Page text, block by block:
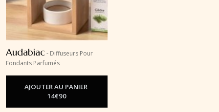
Audabiac- Diffuseurs Pour
Fondants Parfumés
AJOUTER AU PANIER
14€90